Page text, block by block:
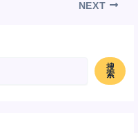
搜
索
NEXT